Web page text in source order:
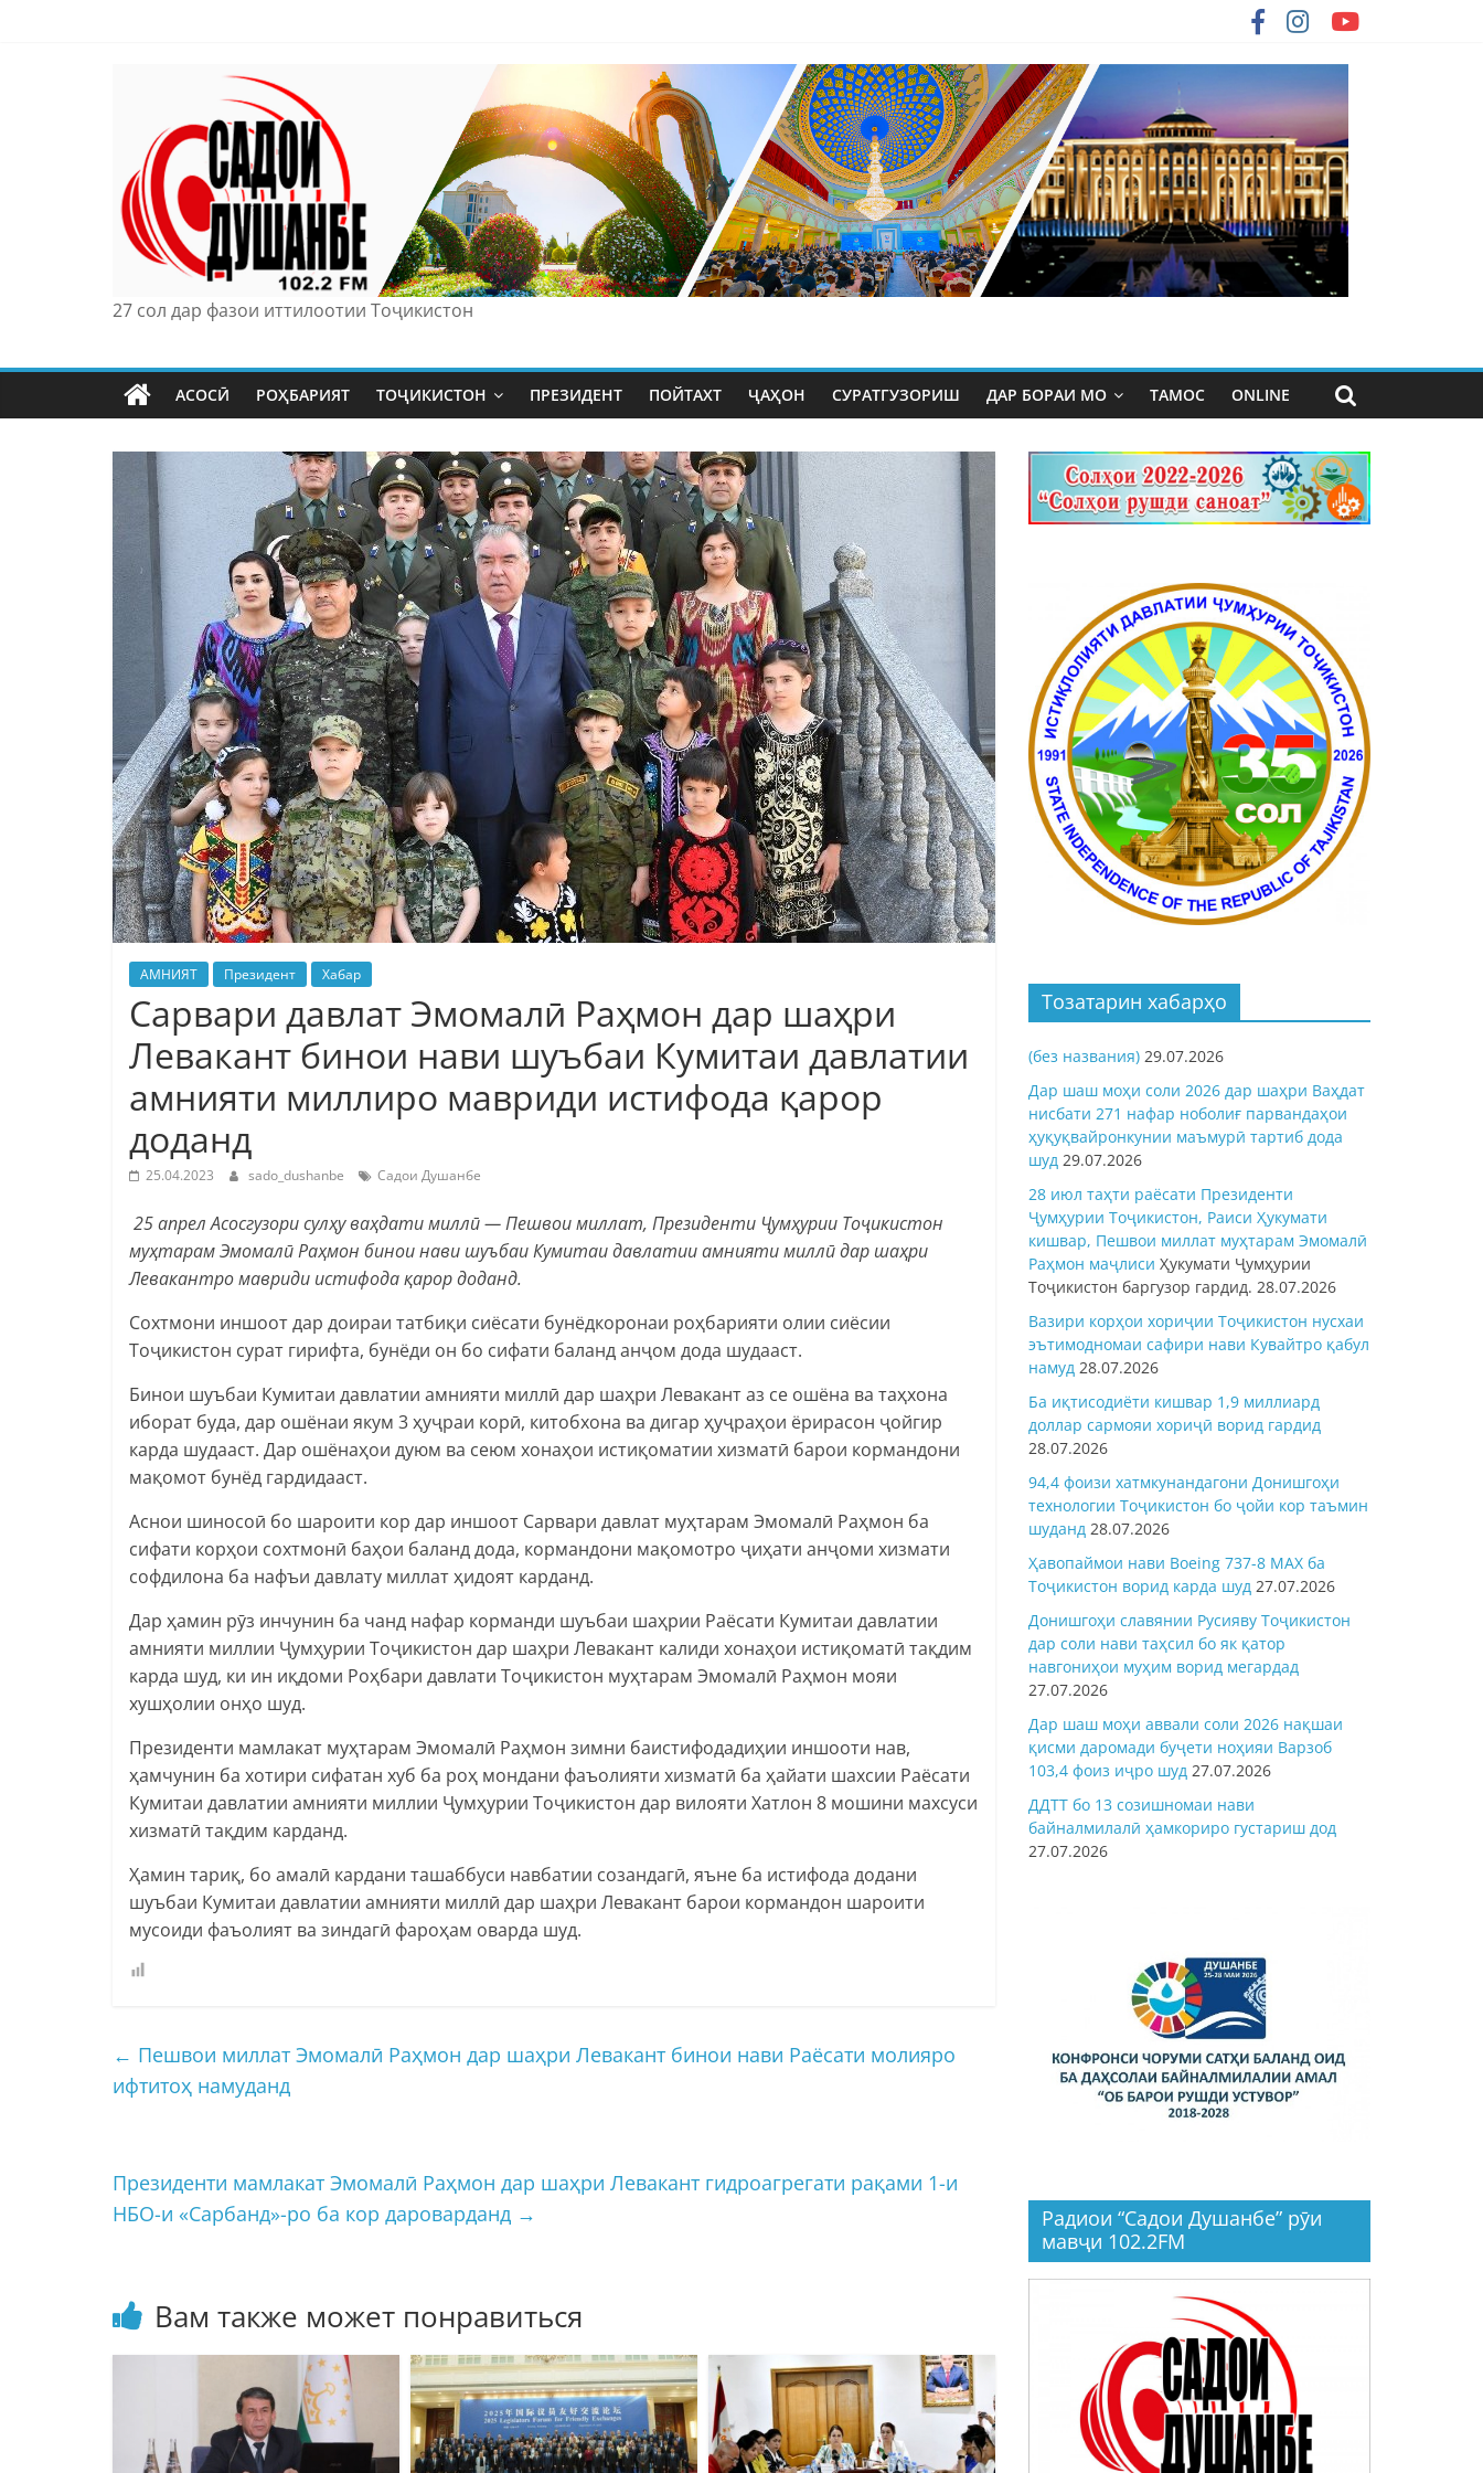
27 сол дар фазои иттилоотии Тоҷикистон
АСОСӢ РОҲБАРИЯТ ТОҶИКИСТОН ПРЕЗИДЕНТ ПОЙТАХТ ҶАҲОН СУРАТГУЗОРИШ ДАР БОРАИ МО ТАМОС ONLINE
АМНИЯТ Президент Хабар
Сарвари давлат Эмомалӣ Раҳмон дар шаҳри
Левакант бинои нави шуъбаи Кумитаи давлатии
амнияти миллиро мавриди истифода қарор
доданд
25.04.2023 sado_dushanbe Садои Душанбе
25 апрел Асосгузори сулҳу ваҳдати миллӣ — Пешвои миллат, Президенти Ҷумҳурии Тоҷикистон
муҳтарам Эмомалӣ Раҳмон бинои нави шуъбаи Кумитаи давлатии амнияти миллӣ дар шаҳри
Левакантро мавриди истифода қарор доданд.
Сохтмони иншоот дар доираи татбиқи сиёсати бунёдкоронаи роҳбарияти олии сиёсии
Тоҷикистон сурат гирифта, бунёди он бо сифати баланд анҷом дода шудааст.
Бинои шуъбаи Кумитаи давлатии амнияти миллӣ дар шаҳри Левакант аз се ошёна ва таҳхона
иборат буда, дар ошёнаи якум 3 ҳуҷраи корӣ, китобхона ва дигар ҳуҷраҳои ёрирасон ҷойгир
карда шудааст. Дар ошёнаҳои дуюм ва сеюм хонаҳои истиқоматии хизматӣ барои кормандони
мақомот бунёд гардидааст.
Аснои шиносоӣ бо шароити кор дар иншоот Сарвари давлат муҳтарам Эмомалӣ Раҳмон ба
сифати корҳои сохтмонӣ баҳои баланд дода, кормандони мақомотро ҷиҳати анҷоми хизмати
софдилона ба нафъи давлату миллат ҳидоят карданд.
Дар ҳамин рӯз инчунин ба чанд нафар корманди шуъбаи шаҳрии Раёсати Кумитаи давлатии
амнияти миллии Ҷумҳурии Тоҷикистон дар шаҳри Левакант калиди хонаҳои истиқоматӣ тақдим
карда шуд, ки ин иқдоми Роҳбари давлати Тоҷикистон муҳтарам Эмомалӣ Раҳмон мояи
хушҳолии онҳо шуд.
Президенти мамлакат муҳтарам Эмомалӣ Раҳмон зимни баистифодадиҳии иншооти нав,
ҳамчунин ба хотири сифатан хуб ба роҳ мондани фаъолияти хизматӣ ба ҳайати шахсии Раёсати
Кумитаи давлатии амнияти миллии Ҷумҳурии Тоҷикистон дар вилояти Хатлон 8 мошини махсуси
хизматӣ тақдим карданд.
Ҳамин тариқ, бо амалӣ кардани ташаббуси навбатии созандагӣ, яъне ба истифода додани
шуъбаи Кумитаи давлатии амнияти миллӣ дар шаҳри Левакант барои кормандон шароити
мусоиди фаъолият ва зиндагӣ фароҳам оварда шуд.
← Пешвои миллат Эмомалӣ Раҳмон дар шаҳри Левакант бинои нави Раёсати молияро
ифтитоҳ намуданд
Президенти мамлакат Эмомалӣ Раҳмон дар шаҳри Левакант гидроагрегати рақами 1-и
НБО-и «Сарбанд»-ро ба кор дароварданд →
Вам также может понравиться
Тозатарин хабарҳо
(без названия) 29.07.2026
Дар шаш моҳи соли 2026 дар шаҳри Ваҳдат
нисбати 271 нафар ноболиғ парвандаҳои
ҳуқуқвайронкунии маъмурӣ тартиб дода
шуд 29.07.2026
28 июл таҳти раёсати Президенти
Ҷумҳурии Тоҷикистон, Раиси Ҳукумати
кишвар, Пешвои миллат муҳтарам Эмомалӣ
Раҳмон маҷлиси Ҳукумати Ҷумҳурии
Тоҷикистон баргузор гардид. 28.07.2026
Вазири корҳои хориҷии Тоҷикистон нусхаи
эътимодномаи сафири нави Кувайтро қабул
намуд 28.07.2026
Ба иқтисодиёти кишвар 1,9 миллиард
доллар сармояи хориҷӣ ворид гардид
28.07.2026
94,4 фоизи хатмкунандагони Донишгоҳи
технологии Тоҷикистон бо ҷойи кор таъмин
шуданд 28.07.2026
Ҳавопаймои нави Boeing 737-8 MAX ба
Тоҷикистон ворид карда шуд 27.07.2026
Донишгоҳи славянии Русияву Тоҷикистон
дар соли нави таҳсил бо як қатор
навгониҳои муҳим ворид мегардад
27.07.2026
Дар шаш моҳи аввали соли 2026 нақшаи
қисми даромади буҷети ноҳияи Варзоб
103,4 фоиз иҷро шуд 27.07.2026
ДДТТ бо 13 созишномаи нави
байналмилалӣ ҳамкориро густариш дод
27.07.2026
Радиои “Садои Душанбе” рӯи
мавҷи 102.2FM